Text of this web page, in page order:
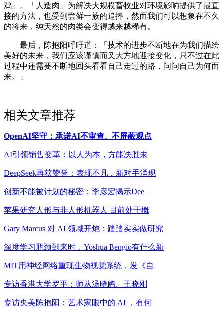
鸡」。「人造肉」为解决大规模畜牧业对环境影响提供了最直
接的方法，也受到尝鲜一族的追捧，然而我们可以想象在不久
的将来，纯天然的肉类会变得越来越稀有。
最后，陈抱阳呼吁道：「技术的进步不断地在为我们描绘
美好的未来，我们应该谨慎而又大方地迎接变化，只不过在此
过程中还需要不断地回头看看自己走过的路，问问自己为何而
来。」
相关文章推荐
OpenAI坚守：承诺AI不审查、不屏蔽观点
AI引领销售变革：以人为本，方能决胜未
DeepSeek再获赞誉：表现不凡，新对手涌现
创新不能被计划的秘密：李彦宏揭示Dee
苹果研究人形与非人形机器人 目前处于概
Gary Marcus 对 AI 领域开炮：踏踏实实做研究
深度学习瓶颈到来时，Yoshua Bengio有什么新
MIT用神经网络重现生物视觉系统，发《自
专访香港大学罗平：师从汤晓鸥、王晓刚
专访央美陈抱阳：艺术家眼中的 AI ，有何